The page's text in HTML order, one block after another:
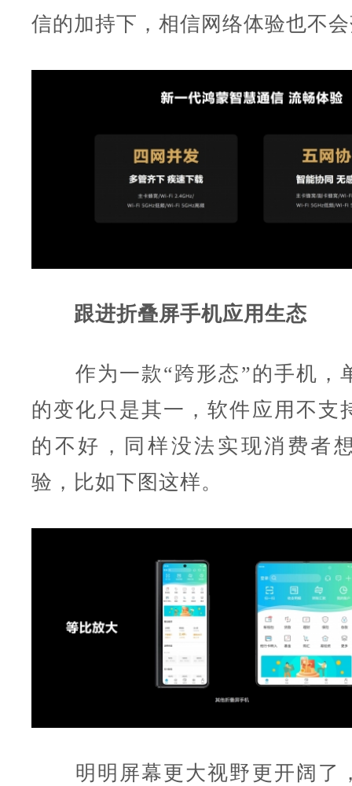
信的加持下，相信网络体验也不
跟进折叠屏手机应用生态
作为一款“跨形态”的手机，
的变化只是其一，软件应用不支
的不好，同样没法实现消费者
验，比如下图这样。
明明屏幕更大视野更开阔了